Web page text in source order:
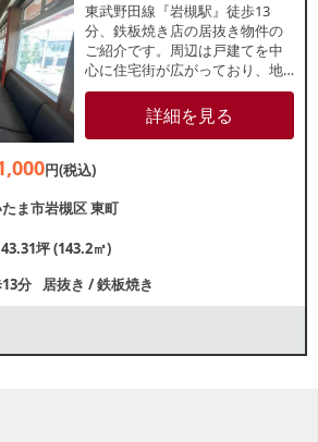
東武野田線『岩槻駅』徒歩13
分、鉄板焼き店の居抜き物件の
ご紹介です。周辺は戸建てを中
心に住宅街が広がっており、地
域身に根差した営業をお考えの
方におすすめです。1階ではピザ
デリバリー店が盛業中！諸条件
い。
詳細を見る
円(税込)
ま市岩槻区東町
坪 (143.2㎡)
分 居抜き /鉄板焼き